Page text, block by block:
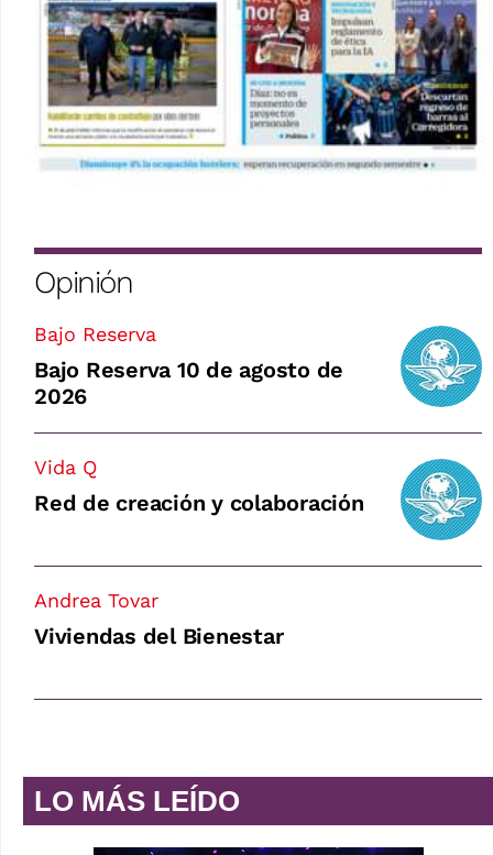
Opinión
Bajo Reserva
Bajo Reserva 10 de agosto de
2026
Vida Q
Red de creación y colaboración
Andrea Tovar
Viviendas del Bienestar
LO MÁS LEÍDO